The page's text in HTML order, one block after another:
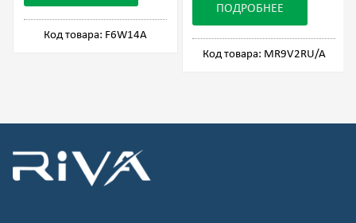
Код товара: F6W14A
ПОДРОБНЕЕ
Код товара: MR9V2RU/A